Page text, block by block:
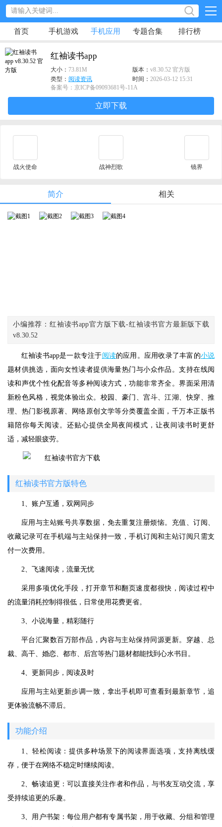
首页 手机游戏 手机应用 专题合集 排行榜
红袖读书app
大小： 73.81M 版本： v8.30.52 官方版
类型： 阅读资讯 时间： 2026-03-12 15:31
备案号：京ICP备09093681号-11A
立即下载
战火使命 战神烈歌 镜界
简介 相关
小编推荐：红袖读书app官方版下载-红袖读书官方最新版下载
v8.30.52
红袖读书app是一款专注于阅读的应用。应用收录了丰富的小说
题材供挑选，面向女性读者提供海量热门与小众作品。支持在线阅
读和声优个性化配音等多种阅读方式，功能非常齐全。界面采用清
新粉色风格，视觉体验出众。校园、豪门、宫斗、江湖、快穿、推
理、热门影视原著、网络原创文学等分类覆盖全面，千万本正版书
籍陪你每天阅读。还贴心提供全局夜间模式，让夜间读书时更舒
适，减轻眼疲劳。
红袖读书官方版特色
1、账户互通，双网同步
应用与主站账号共享数据，免去重复注册烦恼。充值、订阅、
收藏记录可在手机端与主站保持一致，手机订阅和主站订阅只需支
付一次费用。
2、飞速阅读，流量无忧
采用多项优化手段，打开章节和翻页速度都很快，阅读过程中
的流量消耗控制得很低，日常使用花费更省。
3、小说海量，精彩随行
平台汇聚数百万部作品，内容与主站保持同源更新。穿越、总
裁、高干、婚恋、都市、后宫等热门题材都能找到心水书目。
4、更新同步，阅读及时
应用与主站更新步调一致，拿出手机即可查看到最新章节，追
更体验流畅不滞后。
功能介绍
1、轻松阅读：提供多种场景下的阅读界面选项，支持离线缓
存，便于在网络不稳定时继续阅读。
2、畅读追更：可以直接关注作者和作品，与书友互动交流，享
受持续追更的乐趣。
3、用户书架：每位用户都有专属书架，用于收藏、分组和管理